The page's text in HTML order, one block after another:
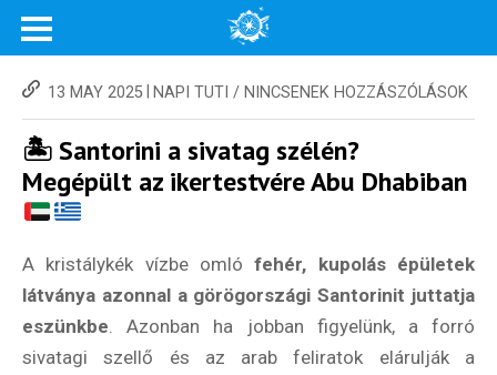
13 MAY 2025 NAPI TUTI / NINCSENEK HOZZÁSZÓLÁSOK
🏝️Santorini a sivatag szélén?
Megépült az ikertestvére Abu Dhabiban
A kristálykék vízbe omlófehér, kupolás épületek
látványa azonnal a görögországi Santorinit juttatja
eszünkbe. Azonban ha jobban figyelünk, a forró
sivatagi szellő és az arab feliratok elárulják a